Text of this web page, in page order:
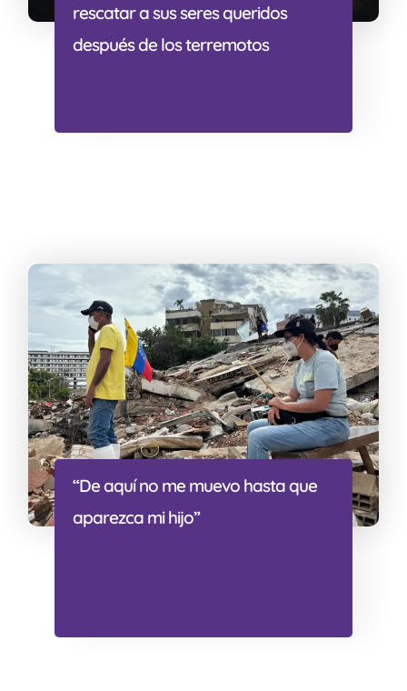
rescatar a sus seres queridos
después de los terremotos
“De aquí no me muevo hasta que
aparezca mi hijo”